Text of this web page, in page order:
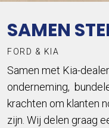
SAMEN
FORD & KIA
Samen met Kia-
onderneming,
krachten om klanten
zijn. Wij delen graag